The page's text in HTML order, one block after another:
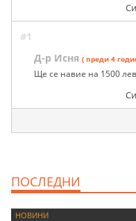
#1
Д-р Исня ( преди 4
Ще се навие на 1500
ПОСЛЕДНИ
НОВИНИ